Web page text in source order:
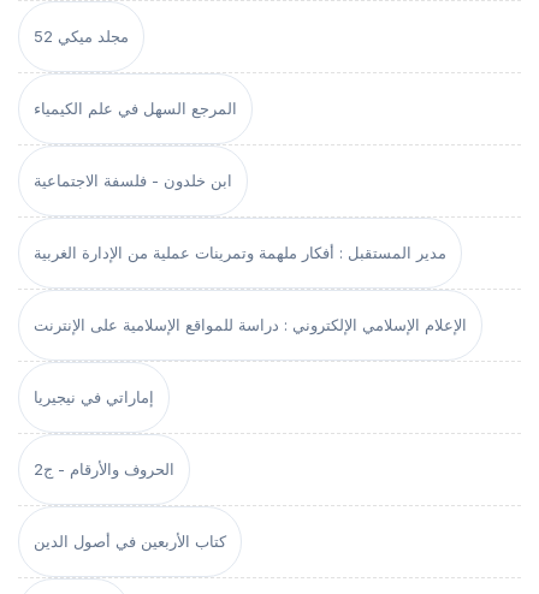
مجلد ميكي 52
المرجع السهل في علم الكيمياء
ابن خلدون - فلسفة الاجتماعية
مدير المستقبل : أفكار ملهمة وتمرينات عملية من الإدارة الغربية
الإعلام الإسلامي الإلكتروني : دراسة للمواقع الإسلامية على الإنترنت
إماراتي في نيجيريا
الحروف والأرقام - ج2
كتاب الأربعين في أصول الدين